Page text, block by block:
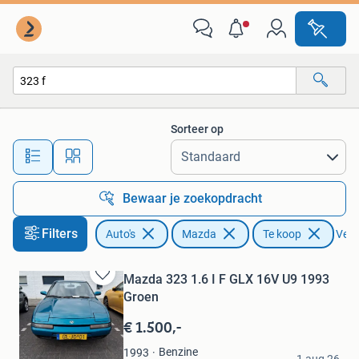
Alle afstanden…
Sorteer op
Bewaar je zoekopdracht
Filters Auto's Mazda Te koop
Bewaren
in
Mijn
Favorieten
Mazda 323 1.6 I F GLX 16V U9 1993
Groen
€ 1.500,-
1993 Benzine
Never Ending Story